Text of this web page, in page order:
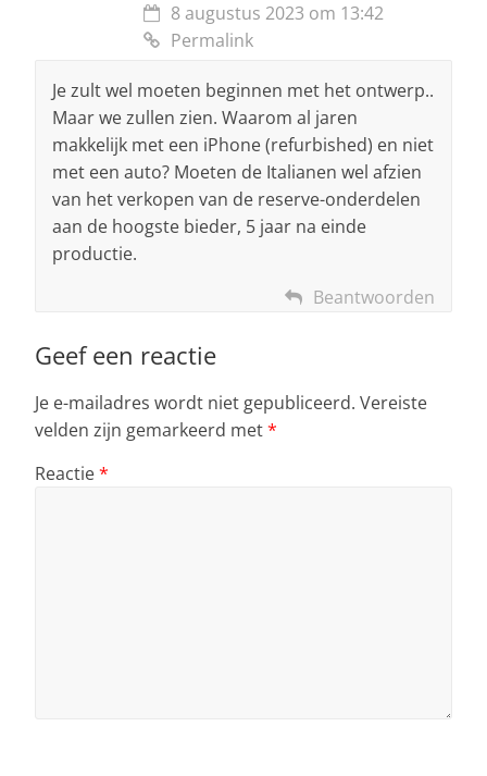
8 augustus 2023 om 13:42
Permalink
Je zult wel moeten beginnen met het ontwerp..
Maar we zullen zien. Waarom al jaren
makkelijk met een iPhone (refurbished) en niet
met een auto? Moeten de Italianen wel afzien
van het verkopen van de reserve-onderdelen
aan de hoogste bieder, 5 jaar na einde
productie.
Beantwoorden
Geef een reactie
Je e-mailadres wordt niet gepubliceerd. Vereiste
velden zijn gemarkeerd met*
Reactie*